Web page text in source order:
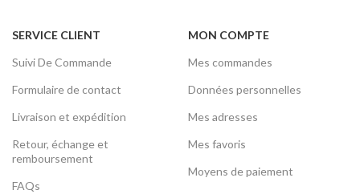
SERVICE CLIENT
Suivi De Commande
Formulaire de contact
Livraison et expédition
Retour, échange et
remboursement
FAQs
MON COMPTE
Mes commandes
Données personnelles
Mes adresses
Mes favoris
Moyens de paiement